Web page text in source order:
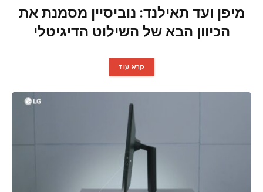
מיפן ועד תאילנד: נוביסיין מסמנת את
הכיוון הבא של השילוט הדיגיטלי
קרא עוד